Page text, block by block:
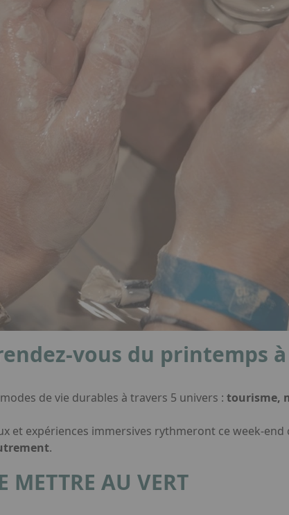
vous du printemps à
de vie durables à travers 5 univers : tourisme,
et expériences immersives rythmeront ce week-end
.
METTRE AU VERT